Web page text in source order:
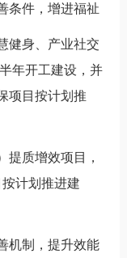
件，增进福祉
身、产业社交
年开工建设，并
项目按计划推
质增效项目，
计划推进建
制，提升效能